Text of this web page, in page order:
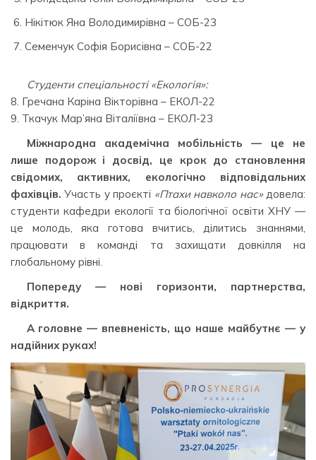
Нікітюк Яна Володимирівна – СОБ-23
Семенчук Софія Борисівна – СОБ-22
Студенти спеціальності «Екологія»:
8. Гречана Каріна Вікторівна – ЕКОЛ-22
9. Ткачук Мар’яна Віталіївна – ЕКОЛ-23
Міжнародна академічна мобільність — це не
лише подорож і досвід, це крок до становлення
свідомих, активних, екологічно відповідальних
фахівців. Участь у проєкті «Птахи навколо нас»довела:
студенти кафедри екології та біологічної освіти ХНУ —
це молодь, яка готова вчитись, ділитись знаннями,
працювати в команді та захищати довкілля на
глобальному рівні.
Попереду — нові горизонти, партнерства,
відкриття.
А головне — впевненість, що наше майбутнє — у
надійних руках!